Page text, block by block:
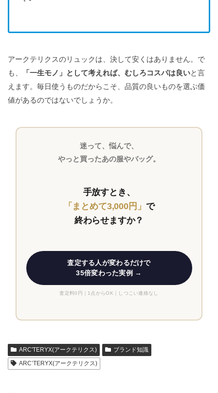
アークテリクスのリュックは、決して安くはありません。で
も、
「一生モノ」として考えれば、むしろコスパは良いと言
えます。毎日使うものだからこそ、品質の良いものを選ぶ価
値があるのではないでしょうか。
迷って、悩んで、
やっと買ったあの服やバッグ。
手放すとき、
「まとめて3,000円」 で
終わらせますか？
査定する人が変わるだけで
35倍変わった実例 →
査定料0円｜1点からOK｜しつこい連絡なし
ARC'TERYX(アークテリクス)
ブランド知識
ARC’TERYX(アークテリクス)